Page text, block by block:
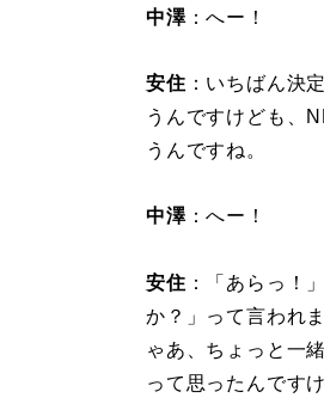
中澤：へー！
安住 ：いちばん決
うんですけども、
うんですね。
中澤：へー！
安住 ：「あらっ！
か？」って言われ
ゃあ、ちょっと一
って思ったんです